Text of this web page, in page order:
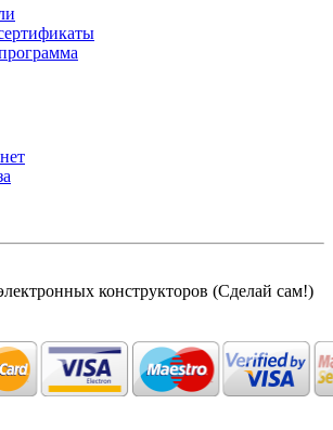
конструкторов (Сделай сам!)